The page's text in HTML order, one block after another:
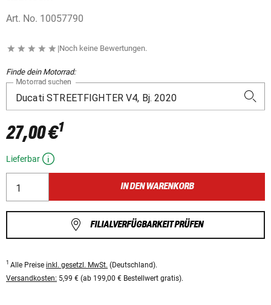
Art. No. 10057790
|Noch keine Bewertungen.
Finde dein Motorrad:
Motorrad suchen
27,00 €1
Lieferbar
IN DEN WARENKORB
FILIALVERFÜGBARKEIT PRÜFEN
1 Alle Preise inkl. gesetzl. MwSt. (Deutschland).
Versandkosten: 5,99 € (ab 199,00 € Bestellwert gratis).